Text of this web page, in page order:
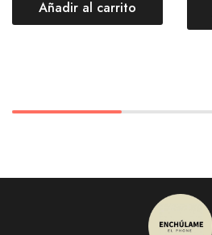
Añadir al carrito